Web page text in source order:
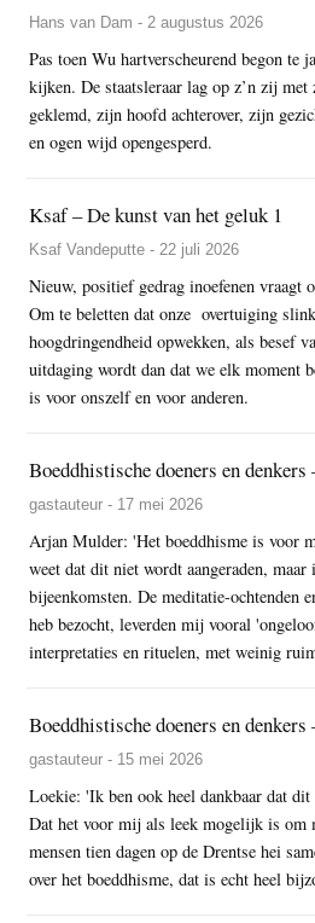
Hans van Dam - 2 augustus 2026
Pas toen Wu hartverscheurend begon te
kijken. De staatsleraar lag op z’n zij
geklemd, zijn hoofd achterover, zijn
en ogen wijd opengesperd.
Ksaf – De kunst van het geluk 1
Ksaf Vandeputte - 22 juli 2026
Nieuw, positief gedrag inoefenen vraagt
Om te beletten dat onze overtuiging
hoogdringendheid opwekken, als besef
uitdaging wordt dan dat we elk moment
is voor onszelf en voor anderen.
Boeddhistische doeners en denkers
gastauteur - 17 mei 2026
Arjan Mulder: 'Het boeddhisme is voor
weet dat dit niet wordt aangeraden,
bijeenkomsten. De meditatie-ochtenden
heb bezocht, leverden mij vooral
interpretaties en rituelen, met weinig
Boeddhistische doeners en denkers
gastauteur - 15 mei 2026
Loekie: 'Ik ben ook heel dankbaar dat
Dat het voor mij als leek mogelijk is om
mensen tien dagen op de Drentse hei
over het boeddhisme, dat is echt heel